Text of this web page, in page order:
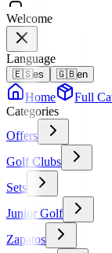
Welcome
Language
🇪🇸es 🇬🇧en
Home Full
Categories
Offers
Golf Clubs
Sets
Junior Golf
Zapatos